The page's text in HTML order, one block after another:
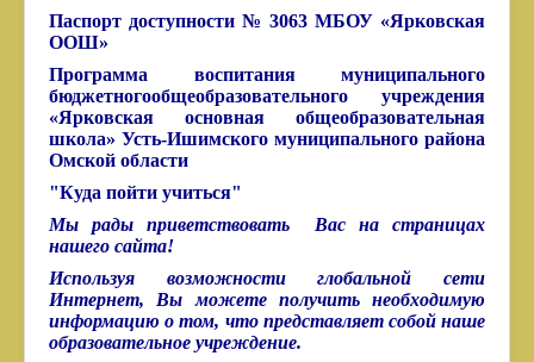
Паспорт доступности № 3063 МБОУ «Ярковская
ООШ»
Программа воспитания муниципального
бюджетногообщеобразовательного учреждения
«Ярковская основная общеобразовательная
школа» Усть-Ишимского муниципального района
Омской области
"Куда пойти учиться"
Мы рады приветствовать Вас на страницах
нашего сайта!
Используя возможности глобальной сети
Интернет, Вы можете получить необходимую
информацию о том, что представляет собой наше
образовательное учреждение.